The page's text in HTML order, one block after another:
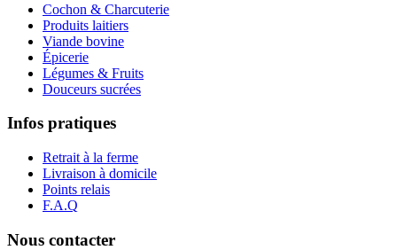
Cochon & Charcuterie
Produits laitiers
Viande bovine
Épicerie
Légumes & Fruits
Douceurs sucrées
Infos pratiques
Retrait à la ferme
Livraison à domicile
Points relais
F.A.Q
Nous contacter